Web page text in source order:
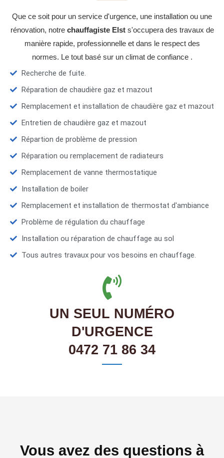
Que ce soit pour un service d'urgence, une installation ou une
rénovation, notre chauffagiste Elsts'occupera des travaux de
manière rapide, professionnelle et dans le respect des
normes. Le tout basé sur un climat de confiance .
Recherche de fuite.
Réparation de chaudière gaz et mazout
Remplacement et installation de chaudière gaz et mazout
Entretien de chaudière gaz et mazout
Répartion de problème de pression
Réparation ou remplacement de radiateurs
Remplacement de vanne thermostatique
Installation de boiler
Remplacement et installation de thermostat d'ambiance
Problème de régulation du chauffage
Installation ou réparation de chauffage au sol
Tous autres travaux pour vos besoins en chauffage.
UN SEUL NUMÉRO
D'URGENCE
0472 71 86 34
Vous avez des questions à